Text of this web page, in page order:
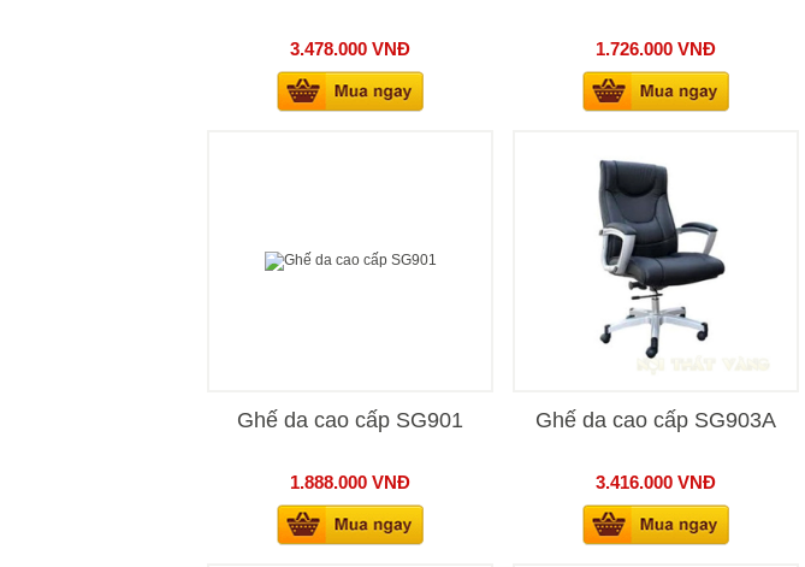
3.478.000 VNĐ 1.726.000 VNĐ
Ghế da cao cấp SG901
1.888.000 VNĐ
Ghế da cao cấp SG903A
3.416.000 VNĐ